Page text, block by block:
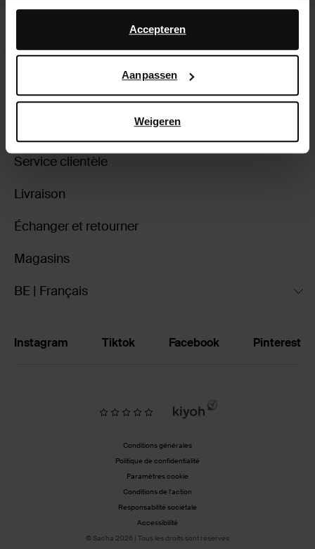
Daarnaast werken wij samen met Google voor
advertentie- en meetdoeleinden. Meer informatie over
hoe Google uw persoonsgegevens gebruikt, vindt u op
Accepteren
Aanpassen
Weigeren
Bottes hautes stretch à petit talon -
79.00
bordeaux
75.00
Service clientèle
Livraison
Échanger et retourner
Magasins
BE | Français
Instagram Tiktok Facebook Pinterest
Conditions générales
Politique de confidentialité
Paramètres cookie
Conditions de l'action
Responsabilité sociétale
Accessibilité
© Sacha 2026 | Tous les droits sont réservés